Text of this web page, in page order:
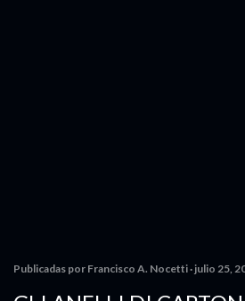
Publicadas por Francisco A. Nocetti julio 25,